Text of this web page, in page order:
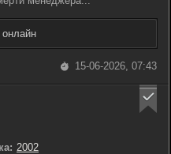
15-06-2026, 07:43
2002